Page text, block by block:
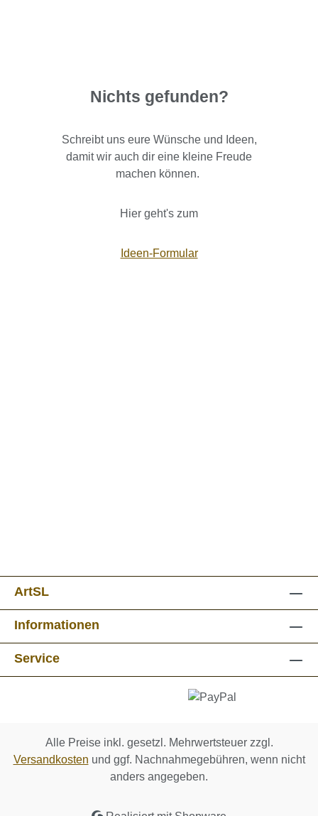
Nichts gefunden?
Schreibt uns eure Wünsche und Ideen,
damit wir auch dir eine kleine Freude
machen können.
Hier geht's zum
Ideen-Formular
ArtSL
Informationen
Service
Alle Preise inkl. gesetzl. Mehrwertsteuer zzgl.
Versandkosten und ggf. Nachnahmegebühren, wenn nicht
anders angegeben.